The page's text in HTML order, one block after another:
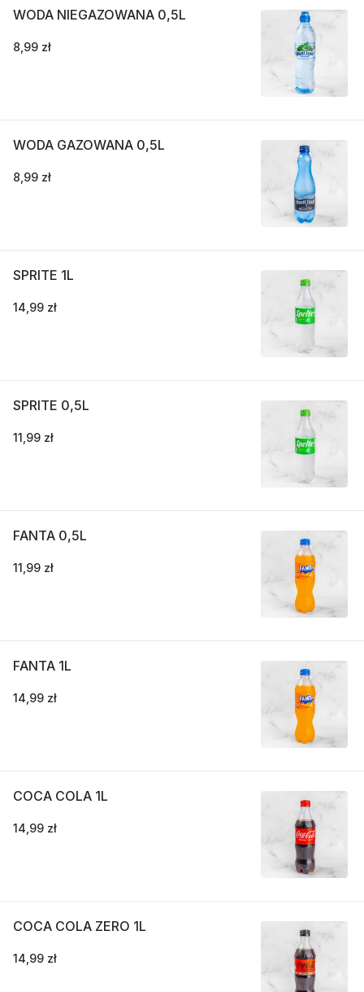
WODA NIEGAZOWANA 0,5L
8,99 zł
WODA GAZOWANA 0,5L
8,99 zł
SPRITE 1L
14,99 zł
SPRITE 0,5L
11,99 zł
FANTA 0,5L
11,99 zł
FANTA 1L
14,99 zł
COCA COLA 1L
14,99 zł
COCA COLA ZERO 1L
14,99 zł